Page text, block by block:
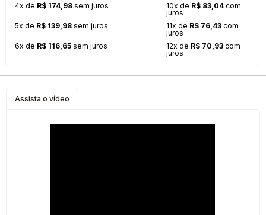
4x de R$ 174,98 sem juros
5x de R$ 139,98 sem juros
6x de R$ 116,65 sem juros
10x de R$ 83,04 com
juros
11x de R$ 76,43 com
juros
12x de R$ 70,93 com
juros
Assista o vídeo